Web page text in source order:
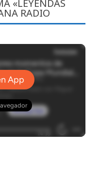
«LEYENDAS
RADIO